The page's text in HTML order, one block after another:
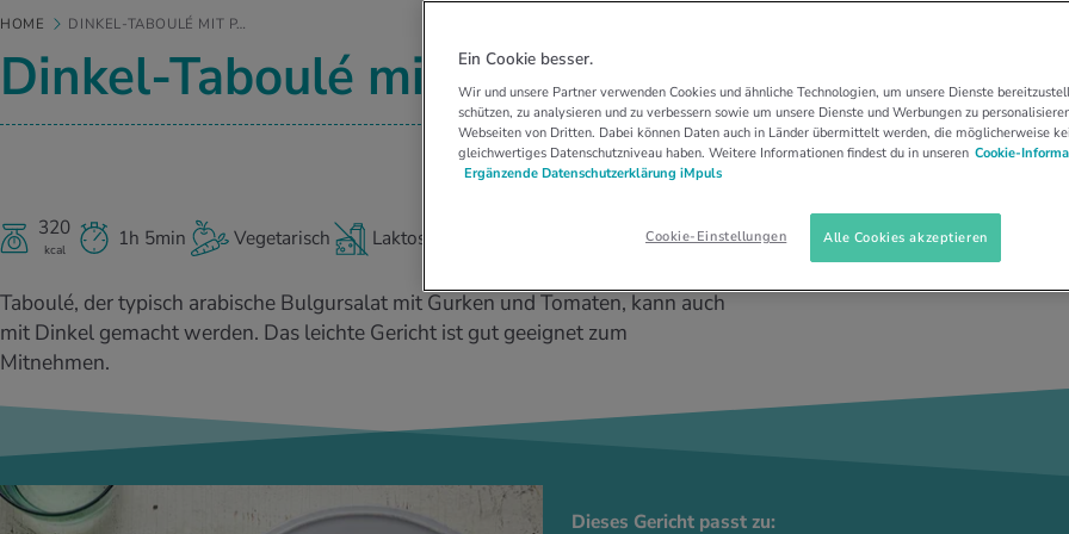
HOME DINKEL-TABOULÉ MIT P…
Dinkel-Taboulé mit pochiertem Ei
320
kcal 1h 5min Vegetarisch Laktosefrei
Taboulé, der typisch arabische Bulgursalat mit Gurken und Tomaten, kann auch
mit Dinkel gemacht werden. Das leichte Gericht ist gut geeignet zum
Mitnehmen.
Dieses Gericht passt zu:
Ein Cookie besser.
Wir und unsere Partner verwenden Cookies und ähnliche Technologien, um unsere Dienste
schützen, zu analysieren und zu verbessern sowie um unsere Dienste und Werbungen zu
Webseiten von Dritten. Dabei können Daten auch in Länder übermittelt werden, die möglicherweise
gleichwertiges Datenschutzniveau haben. Weitere Informationen findest du in unseren Cookie-
Ergänzende Datenschutzerklärung iMpuls
Cookie-Einstellungen Alle Cookies akzeptieren